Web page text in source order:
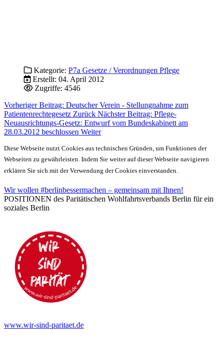
Kategorie: P7a Gesetze / Verordnungen Pflege
Erstellt: 04. April 2012
Zugriffe: 4546
Vorheriger Beitrag: Deutscher Verein - Stellungnahme zum
Patientenrechtegesetz Zurück Nächster Beitrag: Pflege-
Neuausrichtungs-Gesetz: Entwurf vom Bundeskabinett am
28.03.2012 beschlossen Weiter
Diese Webseite nutzt Cookies aus technischen Gründen, um Funktionen der
Webseiten zu gewährleisten. Indem Sie weiter auf dieser Webseite navigieren
erklären Sie sich mit der Verwendung der Cookies einverstanden.
Wir wollen #berlinbessermachen – gemeinsam mit Ihnen!
POSITIONEN des Paritätischen Wohlfahrtsverbands Berlin für ein
soziales Berlin
www.wir-sind-paritaet.de